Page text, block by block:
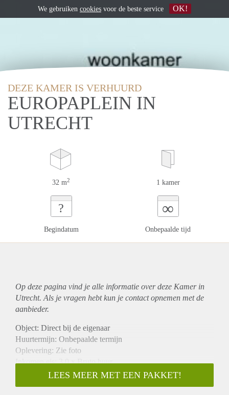
DEZE KAMER IS VERHUURD
EUROPAPLEIN IN
UTRECHT
32 m2 1 kamer
?
Begindatum
∞
Onbepaalde tijd
Op deze pagina vind je alle informatie over deze Kamer in
Utrecht. Als je vragen hebt kun je contact opnemen met de
aanbieder.
Object: Direct bij de eigenaar
Huurtermijn: Onbepaalde termijn
Oplevering: Zie foto
Inkomen eis: 3,0 x Bruto huur
Garantiestelling mogelijk: Ja
Borg: 1 Maand
LEES MEER MET EEN PAKKET!
We gebruiken cookies voor de beste service OK!